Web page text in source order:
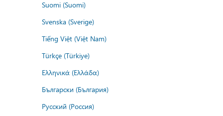
Suomi (Suomi)
Svenska (Sverige)
Tiếng Việt (Việt Nam)
Türkçe (Türkiye)
Ελληνικά (Ελλάδα)
Български (България)
Русский (Россия)